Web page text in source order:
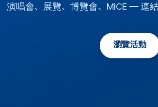
演唱會、展覽、博覽會、MICE — 連
瀏覽活動